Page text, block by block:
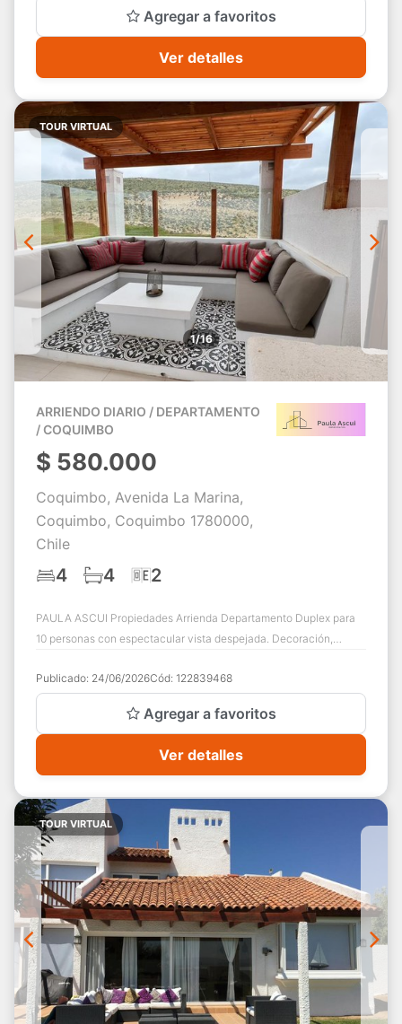
Agregar a favoritos
Ver detalles
TOUR VIRTUAL
1/16
ARRIENDO DIARIO / DEPARTAMENTO
/ COQUIMBO
$ 580.000
Coquimbo, Avenida La Marina,
Coquimbo, Coquimbo 1780000,
Chile
4 4 2
PAULA ASCUI Propiedades Arrienda Departamento Duplex para
10 personas con espectacular vista despejada. Decoración,
Publicado: 24/06/2026Cód: 122839468
Agregar a favoritos
Ver detalles
TOUR VIRTUAL